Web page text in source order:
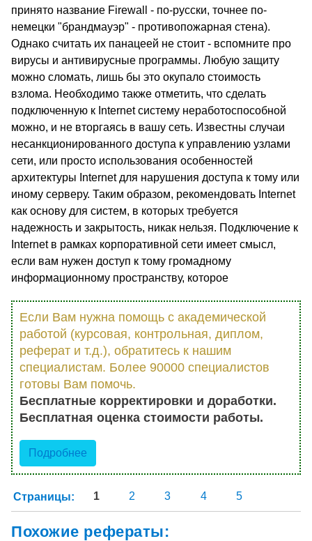
принято название Firewall - по-русски, точнее по-
немецки "брандмауэр" - противопожарная стена).
Однако считать их панацеей не стоит - вспомните про
вирусы и антивирусные программы. Любую защиту
можно сломать, лишь бы это окупало стоимость
взлома. Необходимо также отметить, что сделать
подключенную к Internet систему неработоспособной
можно, и не вторгаясь в вашу сеть. Известны случаи
несанкционированного доступа к управлению узлами
сети, или просто использования особенностей
архитектуры Internet для нарушения доступа к тому или
иному серверу. Таким образом, рекомендовать Internet
как основу для систем, в которых требуется
надежность и закрытость, никак нельзя. Подключение к
Internet в рамках корпоративной сети имеет смысл,
если вам нужен доступ к тому громадному
информационному пространству, которое
Если Вам нужна помощь с академической
работой (курсовая, контрольная, диплом,
реферат и т.д.), обратитесь к нашим
специалистам. Более 90000 специалистов
готовы Вам помочь.
Бесплатные корректировки и доработки.
Бесплатная оценка стоимости работы.
Подробнее
Страницы: 1 2 3 4 5
Похожие рефераты: